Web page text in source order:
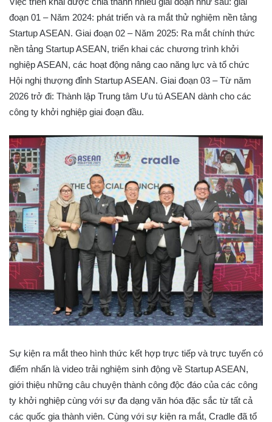
đoạn 01 – Năm 2024: phát triển và ra mắt thử nghiệm nền tảng
Startup ASEAN. Giai đoạn 02 – Năm 2025: Ra mắt chính thức
nền tảng Startup ASEAN, triển khai các chương trình khởi
nghiệp ASEAN, các hoạt động nâng cao năng lực và tổ chức
Hội nghị thượng đỉnh Startup ASEAN. Giai đoạn 03 – Từ năm
2026 trở đi: Thành lập Trung tâm Ưu tú ASEAN dành cho các
công ty khởi nghiệp giai đoạn đầu.
Sự kiện ra mắt theo hình thức kết hợp trực tiếp và trực tuyến có
điểm nhấn là video trải nghiệm sinh động về Startup ASEAN,
giới thiệu những câu chuyện thành công độc đáo của các công
ty khởi nghiệp cùng với sự đa dạng văn hóa đặc sắc từ tất cả
các quốc gia thành viên. Cùng với sự kiện ra mắt, Cradle đã tổ